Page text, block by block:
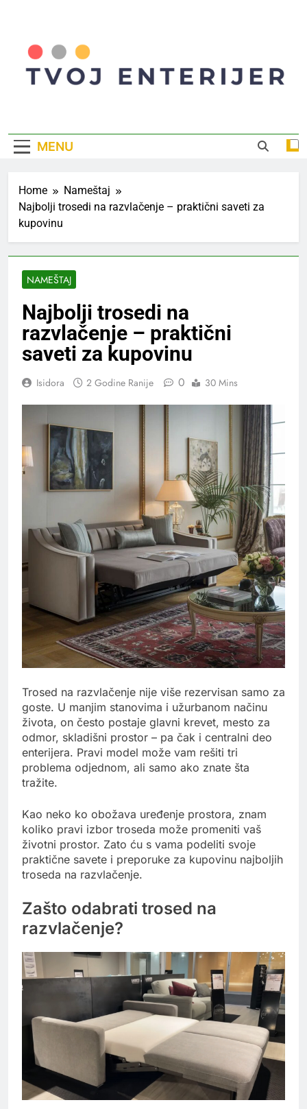
MENU
Home
Nameštaj
Najbolji trosedi na razvlačenje – praktični saveti za
kupovinu
NAMEŠTAJ
Najbolji trosedi na
razvlačenje – praktični
saveti za kupovinu
Isidora 2 Godine Ranije 0 30 Mins
Trosed na razvlačenje nije više rezervisan samo za
goste. U manjim stanovima i užurbanom načinu
života, on često postaje glavni krevet, mesto za
odmor, skladišni prostor – pa čak i centralni deo
enterijera. Pravi model može vam rešiti tri
problema odjednom, ali samo ako znate šta
tražite.
Kao neko ko obožava uređenje prostora, znam
koliko pravi izbor troseda može promeniti vaš
životni prostor. Zato ću s vama podeliti svoje
praktične savete i preporuke za kupovinu najboljih
troseda na razvlačenje.
Zašto odabrati trosed na
razvlačenje?